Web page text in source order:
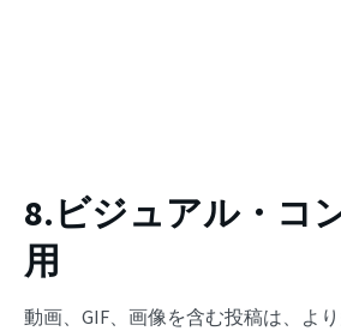
8.ビジュアル・コ
用
動画、GIF、画像を含む投稿は、よ